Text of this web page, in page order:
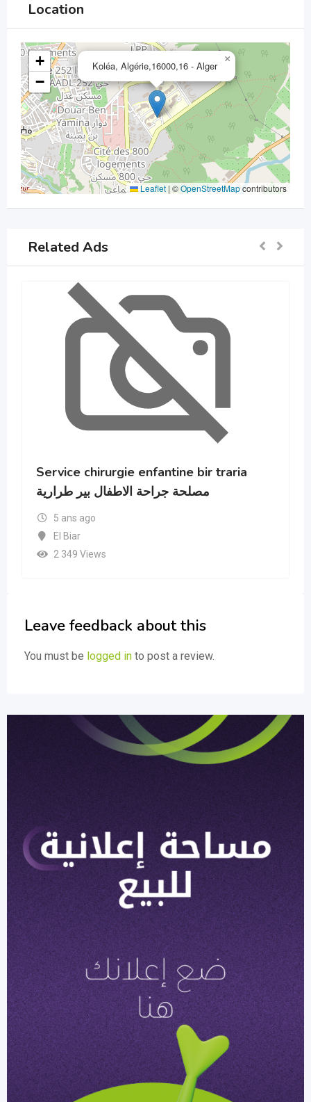
Location
Koléa, Algérie,16000,16 - Alger
×
+
−
Leaflet | ©OpenStreetMapcontributors
Related Ads
Service chirurgie enfantine bir traria
مصلحة جراحة الاطفال بير طرارية
5 ans ago
El Biar
2 349 Views
Leave feedback about this
You must be logged in to post a review.